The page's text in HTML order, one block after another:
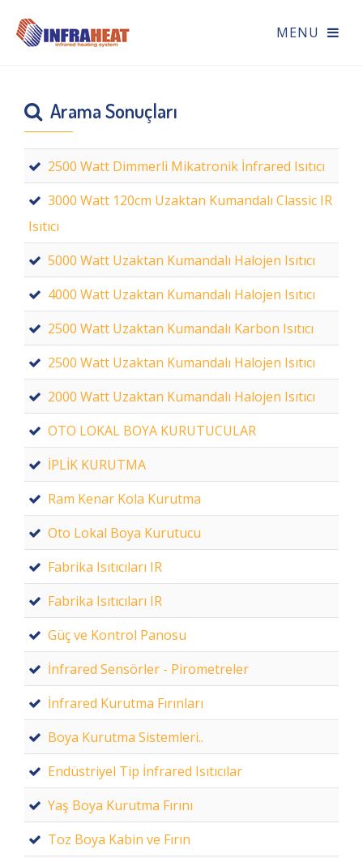
Arama Sonuçları
2500 Watt Dimmerli Mikatronik İnfrared Isıtıcı
3000 Watt 120cm Uzaktan Kumandalı Classic IR
Isıtıcı
5000 Watt Uzaktan Kumandalı Halojen Isıtıcı
4000 Watt Uzaktan Kumandalı Halojen Isıtıcı
2500 Watt Uzaktan Kumandalı Karbon Isıtıcı
2500 Watt Uzaktan Kumandalı Halojen Isıtıcı
2000 Watt Uzaktan Kumandalı Halojen Isıtıcı
OTO LOKAL BOYA KURUTUCULAR
İPLİK KURUTMA
Ram Kenar Kola Kurutma
Oto Lokal Boya Kurutucu
Fabrika Isıtıcıları IR
Fabrika Isıtıcıları IR
Güç ve Kontrol Panosu
İnfrared Sensörler - Pirometreler
İnfrared Kurutma Fırınları
Boya Kurutma Sistemleri..
Endüstriyel Tip İnfrared Isıtıcılar
Yaş Boya Kurutma Fırını
Toz Boya Kabin ve Fırın